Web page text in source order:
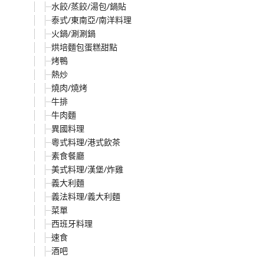
水餃/蒸餃/湯包/鍋貼
泰式/東南亞/南洋料理
火鍋/涮涮鍋
烘培麵包蛋糕甜點
烤鴨
熱炒
燒肉/燒烤
牛排
牛肉麵
異國料理
粵式料理/港式飲茶
素食餐廳
美式料理/漢堡/炸雞
義大利麵
義法料理/義大利麵
菜單
西班牙料理
速食
酒吧